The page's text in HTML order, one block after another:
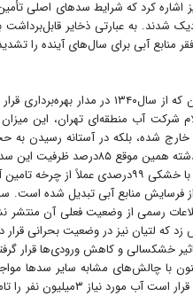
کرد که شرایط سدهای اصلی
شدند. به‌ عبارتی ذخایر
آبی برای سال‌های آینده را
طبق اعلام شرکت آب منطقه‌ای تهران،
خارج شده، بلکه در آستانه رسیدن
این سد پر بوده است.
سد لارنیز یکی از بزرگ‌ترین سدهای کشور،
از فرسایش منابع آبی تبدیل شده
لتیان نیز در وضعیت بحرانی قرار
خشکسالی و کاهش ورودی‌ها
با چالش‌های مشابه سایر سدها
تهران، به‌تازگی وارد مدار